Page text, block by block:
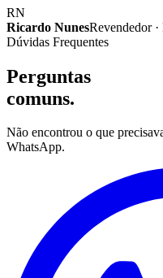
RN
Ricardo NunesRevendedor
Dúvidas Frequentes
Perguntas
comuns.
Não encontrou o que
WhatsApp.